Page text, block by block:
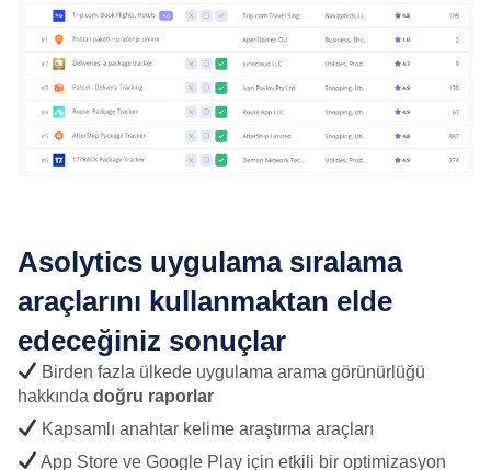
Asolytics uygulama sıralama
araçlarını kullanmaktan elde
edeceğiniz sonuçlar
Birden fazla ülkede uygulama arama görünürlüğü
hakkında doğru raporlar
Kapsamlı anahtar kelime araştırma araçları
App Store ve Google Play için etkili bir optimizasyon